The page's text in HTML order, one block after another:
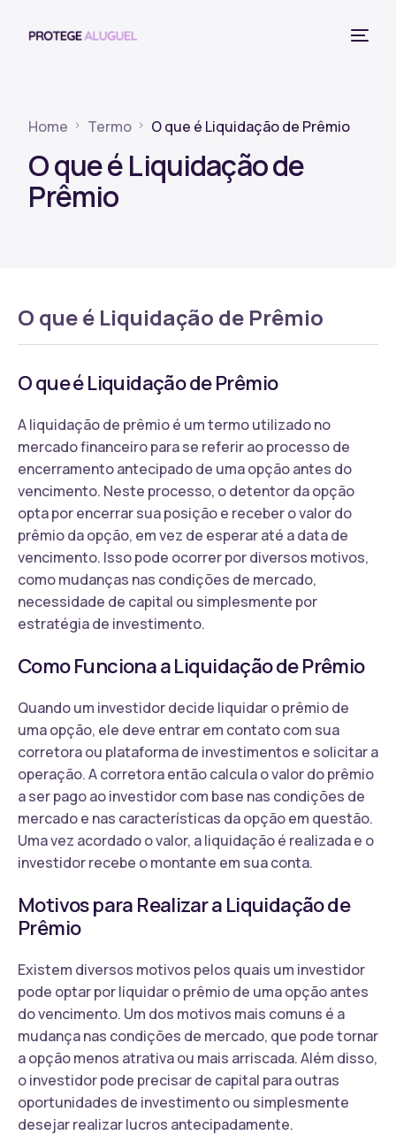
Home Termo O que é Liquidação de Prêmio
O que é Liquidação de
Prêmio
O que é Liquidação de Prêmio
O que é Liquidação de Prêmio
A liquidação de prêmio é um termo utilizado no
mercado financeiro para se referir ao processo de
encerramento antecipado de uma opção antes do
vencimento. Neste processo, o detentor da opção
opta por encerrar sua posição e receber o valor do
prêmio da opção, em vez de esperar até a data de
vencimento. Isso pode ocorrer por diversos motivos,
como mudanças nas condições de mercado,
necessidade de capital ou simplesmente por
estratégia de investimento.
Como Funciona a Liquidação de Prêmio
Quando um investidor decide liquidar o prêmio de
uma opção, ele deve entrar em contato com sua
corretora ou plataforma de investimentos e solicitar a
operação. A corretora então calcula o valor do prêmio
a ser pago ao investidor com base nas condições de
mercado e nas características da opção em questão.
Uma vez acordado o valor, a liquidação é realizada e o
investidor recebe o montante em sua conta.
Motivos para Realizar a Liquidação de
Prêmio
Existem diversos motivos pelos quais um investidor
pode optar por liquidar o prêmio de uma opção antes
do vencimento. Um dos motivos mais comuns é a
mudança nas condições de mercado, que pode tornar
a opção menos atrativa ou mais arriscada. Além disso,
o investidor pode precisar de capital para outras
oportunidades de investimento ou simplesmente
desejar realizar lucros antecipadamente.